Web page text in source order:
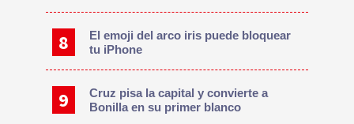
El emoji del arco iris puede bloquear
tu iPhone
Cruz pisa la capital y convierte a
Bonilla en su primer blanco